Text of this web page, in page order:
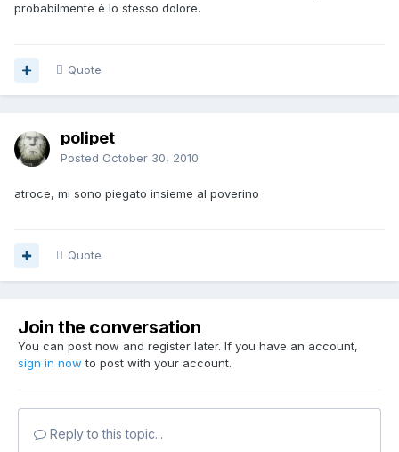
probabilmente è lo stesso dolore.
Quote
polipet
Posted October 30, 2010
atroce, mi sono piegato insieme al poverino
Quote
Join the conversation
You can post now and register later. If you have an account,
sign in now to post with your account.
Reply to this topic...